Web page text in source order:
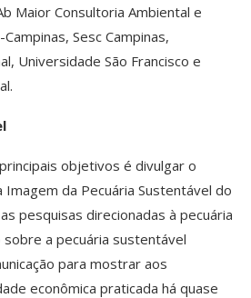
Maior Consultoria Ambiental e
Sesc Campinas,
Universidade São Francisco e
objetivos é divulgar o
da Pecuária Sustentável do
pesquisas direcionadas à pecuária
a pecuária sustentável
para mostrar aos
econômica praticada há quase